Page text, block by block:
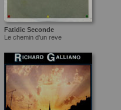
Fatidic Seconde
Le chemin d'un reve